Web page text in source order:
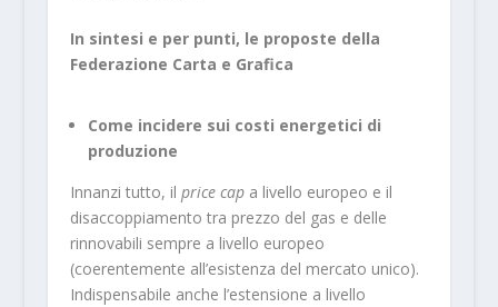
In sintesi e per punti, le proposte della
Federazione Carta e Grafica
Come incidere sui costi energetici di
produzione
Innanzi tutto, il price cap a livello europeo e il
disaccoppiamento tra prezzo del gas e delle
rinnovabili sempre a livello europeo
(coerentemente all’esistenza del mercato unico).
Indispensabile anche l’estensione a livello